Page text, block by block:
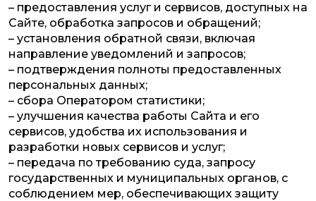
– предоставления услуг и сервисов, доступных на
Сайте, обработка запросов и обращений;
– установления обратной связи, включая
направление уведомлений и запросов;
– подтверждения полноты предоставленных
персональных данных;
– сбора Оператором статистики;
– улучшения качества работы Сайта и его
сервисов, удобства их использования и
разработки новых сервисов и услуг;
– передача по требованию суда, запросу
государственных и муниципальных органов, с
соблюдением мер, обеспечивающих защиту